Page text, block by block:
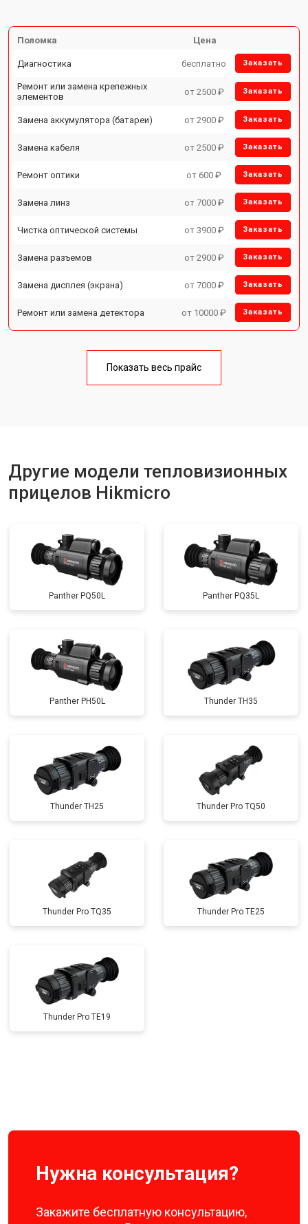
Поломка Цена
Диагностика бесплатно Заказать
Ремонт или замена крепежных
элементов
от 2500 ₽ Заказать
Замена аккумулятора (батареи) от 2900 ₽ Заказать
Замена кабеля от 2500 ₽ Заказать
Ремонт оптики от 600 ₽ Заказать
Замена линз от 7000 ₽ Заказать
Чистка оптической системы от 3900 ₽ Заказать
Замена разъемов от 2900 ₽ Заказать
Замена дисплея (экрана) от 7000 ₽ Заказать
Ремонт или замена детектора от 10000 ₽ Заказать
Показать весь прайс
Другие модели тепловизионных
прицелов Hikmicro
Panther PQ50L Panther PQ35L
Panther PH50L Thunder TH35
Thunder TH25 Thunder Pro TQ50
Thunder Pro TQ35 Thunder Pro TE25
Thunder Pro TE19
Нужна консультация?
Закажите бесплатную консультацию,